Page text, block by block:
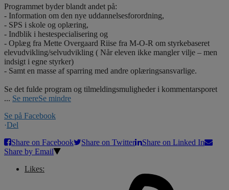
Programmet byder blandt andet på:
- Information om den nye uddannelsesforordning,
- SPS i skole og oplæring,
- Indblik i hestespecialisering og
- Oplæg fra Mette Overgaard Riise fra M-O-R om styrkebaseret
elevudvikling/selvudvikling ( Når eleven ikke mangler vilje – men
indsigt i egne styrker)
- Samt en masse af sparring med andre oplæringsansvarlige.
Se det fulde program og tilmeldingsmuligheder i kommentarsporet
... Se mereSe mindre
Se på Facebook
·Del
Share on Facebook
Share on Twitter
Share on Linked In
Share by Email
Likes: